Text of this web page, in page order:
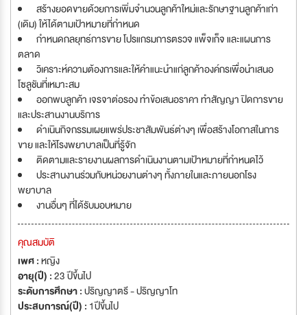
สร้างยอดขายด้วยการเพิ่มจำนวนลูกค้าใหม่และรักษาฐานลูกค้าเก่า
(เดิม) ให้ได้ตามเป้าหมายที่กำหนด
กำหนดกลยุทธ์การขาย โปรแกรมการตรวจ แพ็จเก็จ และแผนการ
ตลาด
วิเคราะห์ความต้องการและให้คำแนะนำแก่ลูกค้าองค์กรเพื่อนำเสนอ
โซลูชันที่เหมาะสม
ออกพบลูกค้า เจรจาต่อรอง ทำข้อเสนอราคา ทำสัญญา ปิดการขาย
และประสานงานบริการ
ดำเนินกิจกรรมเผยแพร่ประชาสัมพันธ์ต่างๆ เพื่อสร้างโอกาสในการ
ขาย และให้โรงพยาบาลเป็นที่รู้จัก
ติดตามและรายงานผลการดำเนินงานตามเป้าหมายที่กำหนดไว้
ประสานงานร่วมกับหน่วยงานต่างๆ ทั้งภายในและภายนอกโรง
พยาบาล
งานอื่นๆ ที่ได้รับมอบหมาย
คุณสมบัติ
เพศ :หญิง
อายุ(ปี) :23 ปีขึ้นไป
ระดับการศึกษา :ปริญญาตรี - ปริญญาโท
ประสบการณ์(ปี) : 1ปีขึ้นไป